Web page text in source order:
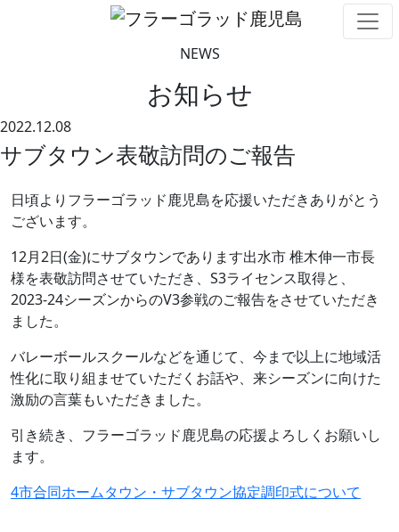
お知らせ
NEWS
サブタウン表敬訪問のご報告
2022.12.08
日頃よりフラーゴラッド鹿児島を応援いただきありがとう
ございます。
12月2日(金)にサブタウンであります出水市 椎木伸一市長
様を表敬訪問させていただき、S3ライセンス取得と、
2023-24シーズンからのV3参戦のご報告をさせていただき
ました。
バレーボールスクールなどを通じて、今まで以上に地域活
性化に取り組ませていただくお話や、来シーズンに向けた
激励の言葉もいただきました。
引き続き、フラーゴラッド鹿児島の応援よろしくお願いし
ます。
4市合同ホームタウン・サブタウン協定調印式について